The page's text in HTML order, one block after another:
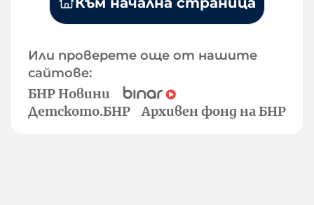
Или проверете още от нашите
сайтове:
БНР Новини
Детското.БНР
Архивен фонд на БНР